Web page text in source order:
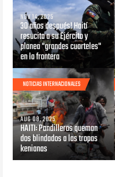
NOV 14, 2025
30 años después! Haití
resucita a su Ejército y
planea "grandes cuarteles"
en la frontera
NOTICIAS INTERNACIONALES
AUG 08, 2025
HAITI: Pandilleros queman
dos blindados a las tropas
kenianas